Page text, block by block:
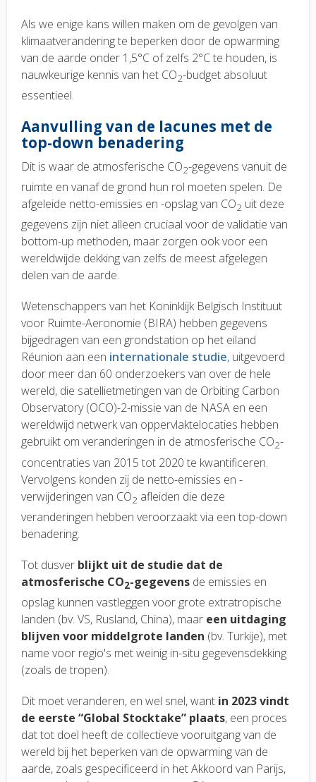
Als we enige kans willen maken om de gevolgen van
klimaatverandering te beperken door de opwarming
van de aarde onder 1,5°C of zelfs 2°C te houden, is
nauwkeurige kennis van het CO2-budget absoluut
essentieel.
Aanvulling van de lacunes met de
top-down benadering
Dit is waar de atmosferische CO2-gegevens vanuit de
ruimte en vanaf de grond hun rol moeten spelen. De
afgeleide netto-emissies en -opslag van CO2 uit deze
gegevens zijn niet alleen cruciaal voor de validatie van
bottom-up methoden, maar zorgen ook voor een
wereldwijde dekking van zelfs de meest afgelegen
delen van de aarde.
Wetenschappers van het Koninklijk Belgisch Instituut
voor Ruimte-Aeronomie (BIRA) hebben gegevens
bijgedragen van een grondstation op het eiland
Réunion aan een internationale studie, uitgevoerd
door meer dan 60 onderzoekers van over de hele
wereld, die satellietmetingen van de Orbiting Carbon
Observatory (OCO)-2-missie van de NASA en een
wereldwijd netwerk van oppervlaktelocaties hebben
gebruikt om veranderingen in de atmosferische CO2-
concentraties van 2015 tot 2020 te kwantificeren.
Vervolgens konden zij de netto-emissies en -
verwijderingen van CO2 afleiden die deze
veranderingen hebben veroorzaakt via een top-down
benadering.
Tot dusver blijkt uit de studie dat de
atmosferische CO2-gegevens de emissies en
opslag kunnen vastleggen voor grote extratropische
landen (bv. VS, Rusland, China), maar een uitdaging
blijven voor middelgrote landen (bv. Turkije), met
name voor regio's met weinig in-situ gegevensdekking
(zoals de tropen).
Dit moet veranderen, en wel snel, want in 2023 vindt
de eerste “Global Stocktake” plaats, een proces
dat tot doel heeft de collectieve vooruitgang van de
wereld bij het beperken van de opwarming van de
aarde, zoals gespecificeerd in het Akkoord van Parijs,